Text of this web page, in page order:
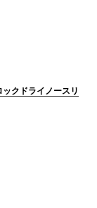
クドライノースリ